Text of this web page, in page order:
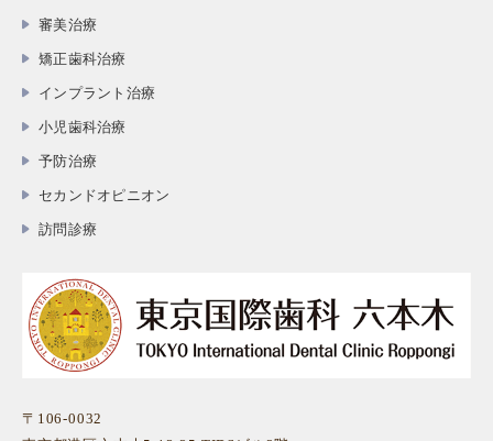
審美治療
矯正歯科治療
インプラント治療
小児歯科治療
予防治療
セカンドオピニオン
訪問診療
〒106-0032